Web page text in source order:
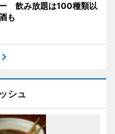
飲み放題は100種類以
も
シュ